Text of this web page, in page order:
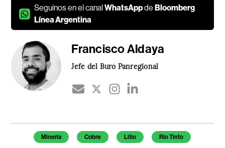
Seguínos en el canalWhatsAppdeBloomberg
Línea Argentina
Francisco Aldaya
Jefé del Buró Panregional
Temas de este artículo
Minería Cobre Litio Rio Tinto